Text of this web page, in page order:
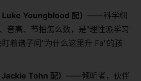
Youngblood 配） ——科学细
音高、节拍怎么数，是"理性派学习
着谱子问"为什么这里升 Fa"的孩
Tohn 配） ——倾听者，伙伴